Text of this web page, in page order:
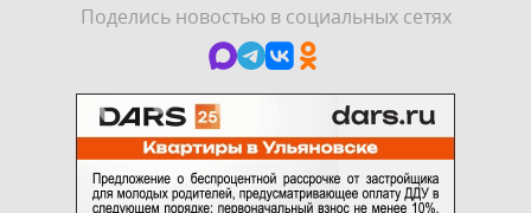
Поделись новостью в социальных сетях